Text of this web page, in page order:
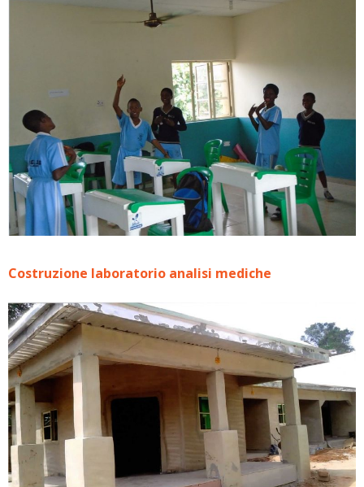
Costruzione laboratorio analisi mediche